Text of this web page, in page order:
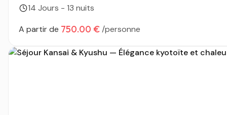
14 Jours - 13 nuits
A partir de 750.00 € /personne